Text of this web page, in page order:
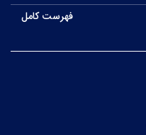
فهرست کامل